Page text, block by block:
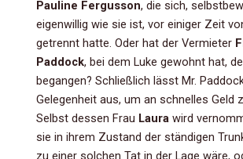
Pauline Fergusson, die sich,
eigenwillig wie sie ist, vor einiger Zeit
getrennt hatte. Oder hat der Vermieter
Paddock, bei dem Luke gewohnt hat,
begangen? Schließlich lässt Mr.
Gelegenheit aus, um an schnelles Geld
Selbst dessen Frau Laurawird
sie in ihrem Zustand der ständigen
zu einer solchen Tat in der Lage wäre,